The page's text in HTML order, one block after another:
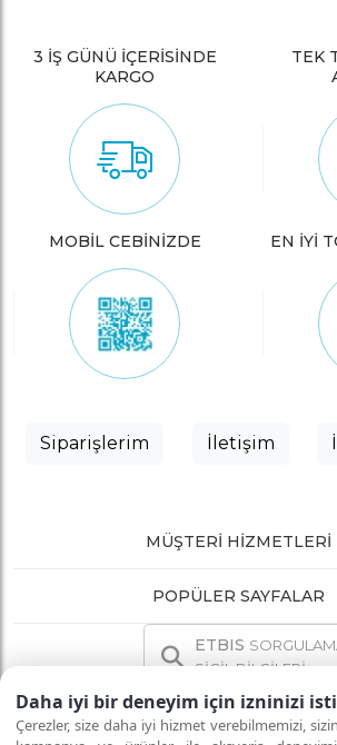
Daha iyi bir deneyim için izninizi
Çerezler, size daha iyi hizmet verebilmemizi,
3 İŞ GÜNÜ İÇERİSİNDE
KARGO
TEK
MOBİL CEBİNİZDE EN İYİ
Siparişlerim İletişim
MÜŞTERI HIZMETLERI
POPÜLER SAYFALAR
ETBIS
SİCİL BİLGİLERİ